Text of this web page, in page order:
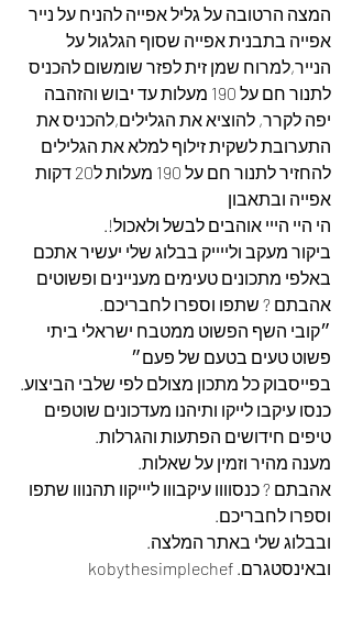
המצה הרטובה על גליל אפייה להניח על נייר
אפייה בתבנית אפייה שסוף הגלגול על
הנייר,למרוח שמן זית לפזר שומשום להכניס
לתנור חם על 190 מעלות עד יבוש והזהבה
יפה לקרר, להוציא את הגלילים,להכניס את
התערובת לשקית זילוף למלא את הגלילים
להחזיר לתנור חם על 190 מעלות ל20 דקות
אפייה ובתאבון
הי היי הייי אוהבים לבשל ולאכול!.
ביקור מעקב ולייייק בבלוג שלי יעשיר אתכם
באלפי מתכונים טעימים מעניינים ופשוטים
אהבתם ? שתפו וספרו לחבריכם.
״קובי השף הפשוט ממטבח ישראלי ביתי
פשוט טעים בטעם של פעם״
בפייסבוק כל מתכון מצולם לפי שלבי הביצוע.
כנסו עיקבו לייקו ותיהנו מעדכונים שוטפים
טיפים חידושים הפתעות והגרלות.
מענה מהיר וזמין על שאלות.
אהבתם ? כנסוווו עיקבווו ליייקוו תהנווו שתפו
וספרו לחבריכם.
ובבלוג שלי באתר המלצה.
ובאינסטגרם. kobythesimplechef